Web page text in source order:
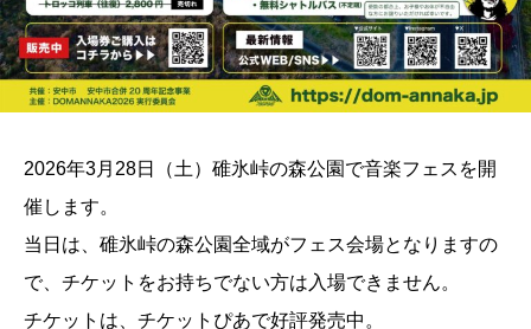
2026年3月28日（土）碓氷峠の森公園で音楽フェスを開
催します。
当日は、碓氷峠の森公園全域がフェス会場となりますの
で、チケットをお持ちでない方は入場できません。
チケットは、チケットぴあで好評発売中。